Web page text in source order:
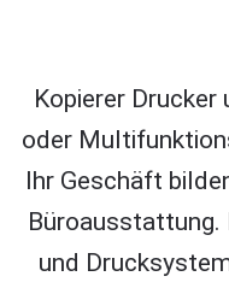
Kopierer
oder
Ihr Geschäft
Büroausstattung.
und